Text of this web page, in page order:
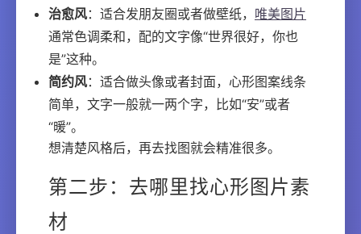
治愈风：适合发朋友圈或者做壁纸， 唯美图片
通常色调柔和，配的文字像“世界很好，你也
是”这种。
简约风：适合做头像或者封面，心形图案线条
简单，文字一般就一两个字，比如“安”或者
“暖”。
想清楚风格后，再去找图就会精准很多。
第二步：去哪里找心形图片素
材